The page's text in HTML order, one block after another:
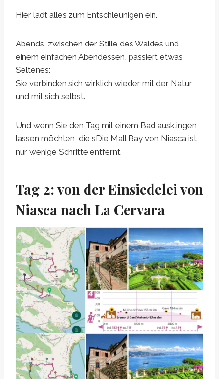
Hier lädt alles zum Entschleunigen ein.
Abends, zwischen der Stille des Waldes und
einem einfachen Abendessen, passiert etwas
Seltenes:
Sie verbinden sich wirklich wieder mit der Natur
und mit sich selbst.
Und wenn Sie den Tag mit einem Bad ausklingen
lassen möchten, die sDie Mall Bay von Niasca ist
nur wenige Schritte entfernt.
Tag 2: von der Einsiedelei von
Niasca nach La Cervara